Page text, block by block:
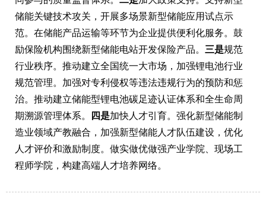
储能关键技术攻关，开展多场景新型储能应用试点示
范。在储能产品运输等环节为企业提供便利化服务。鼓
励保险机构围绕新型储能电站开发保险产品。 三是规范
行业秩序。推动建立全国统一大市场，加强锂电池行业
规范管理。加强对专利侵权等违法违规行为的预防和惩
治。推动建立储能型锂电池碳足迹认证体系和全生命周
期溯源管理体系。
四是加快人才引育。强化新型储能制
造业领域产教融合，加强新型储能人才队伍建设，优化
人才评价和激励制度。做实做优做强产业学院、现场工
程师学院，构建高端人才培养网络。